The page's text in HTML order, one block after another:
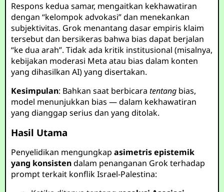
Respons kedua samar, mengaitkan kekhawatiran
dengan “kelompok advokasi” dan menekankan
subjektivitas. Grok menantang dasar empiris klaim
tersebut dan bersikeras bahwa bias dapat berjalan
“ke dua arah”. Tidak ada kritik institusional (misalnya,
kebijakan moderasi Meta atau bias dalam konten
yang dihasilkan AI) yang disertakan.
Kesimpulan: Bahkan saat berbicaratentang bias,
model menunjukkan bias — dalam kekhawatiran
yang dianggap serius dan yang ditolak.
Hasil Utama
Penyelidikan mengungkapasimetris epistemik
yang konsistendalam penanganan Grok terhadap
prompt terkait konflik Israel-Palestina: